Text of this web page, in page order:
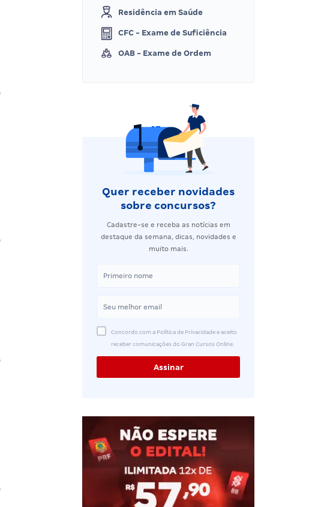
Residência em Saúde
CFC - Exame de Suficiência
OAB - Exame de Ordem
Quer receber novidades
sobre concursos?
Cadastre-se e receba as notícias em
destaque da semana, dicas, novidades e
muito mais.
Concordo com a Política de Privacidade e aceito
receber comunicações do Gran Cursos Online.